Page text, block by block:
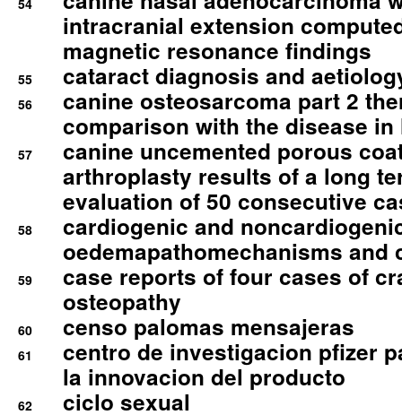
54
intracranial extension
magnetic resonance findings
55 cataract diagnosis and
56
canine osteosarcoma part 2
comparison with the disease in
57
canine uncemented porous
arthroplasty results of a long
evaluation of 50 consecutive
58
cardiogenic and
oedemapathomechanisms and
59
case reports of four cases of
osteopathy
60 censo palomas mensajeras
61
centro de investigacion pfizer
la innovacion del producto
62 ciclo sexual